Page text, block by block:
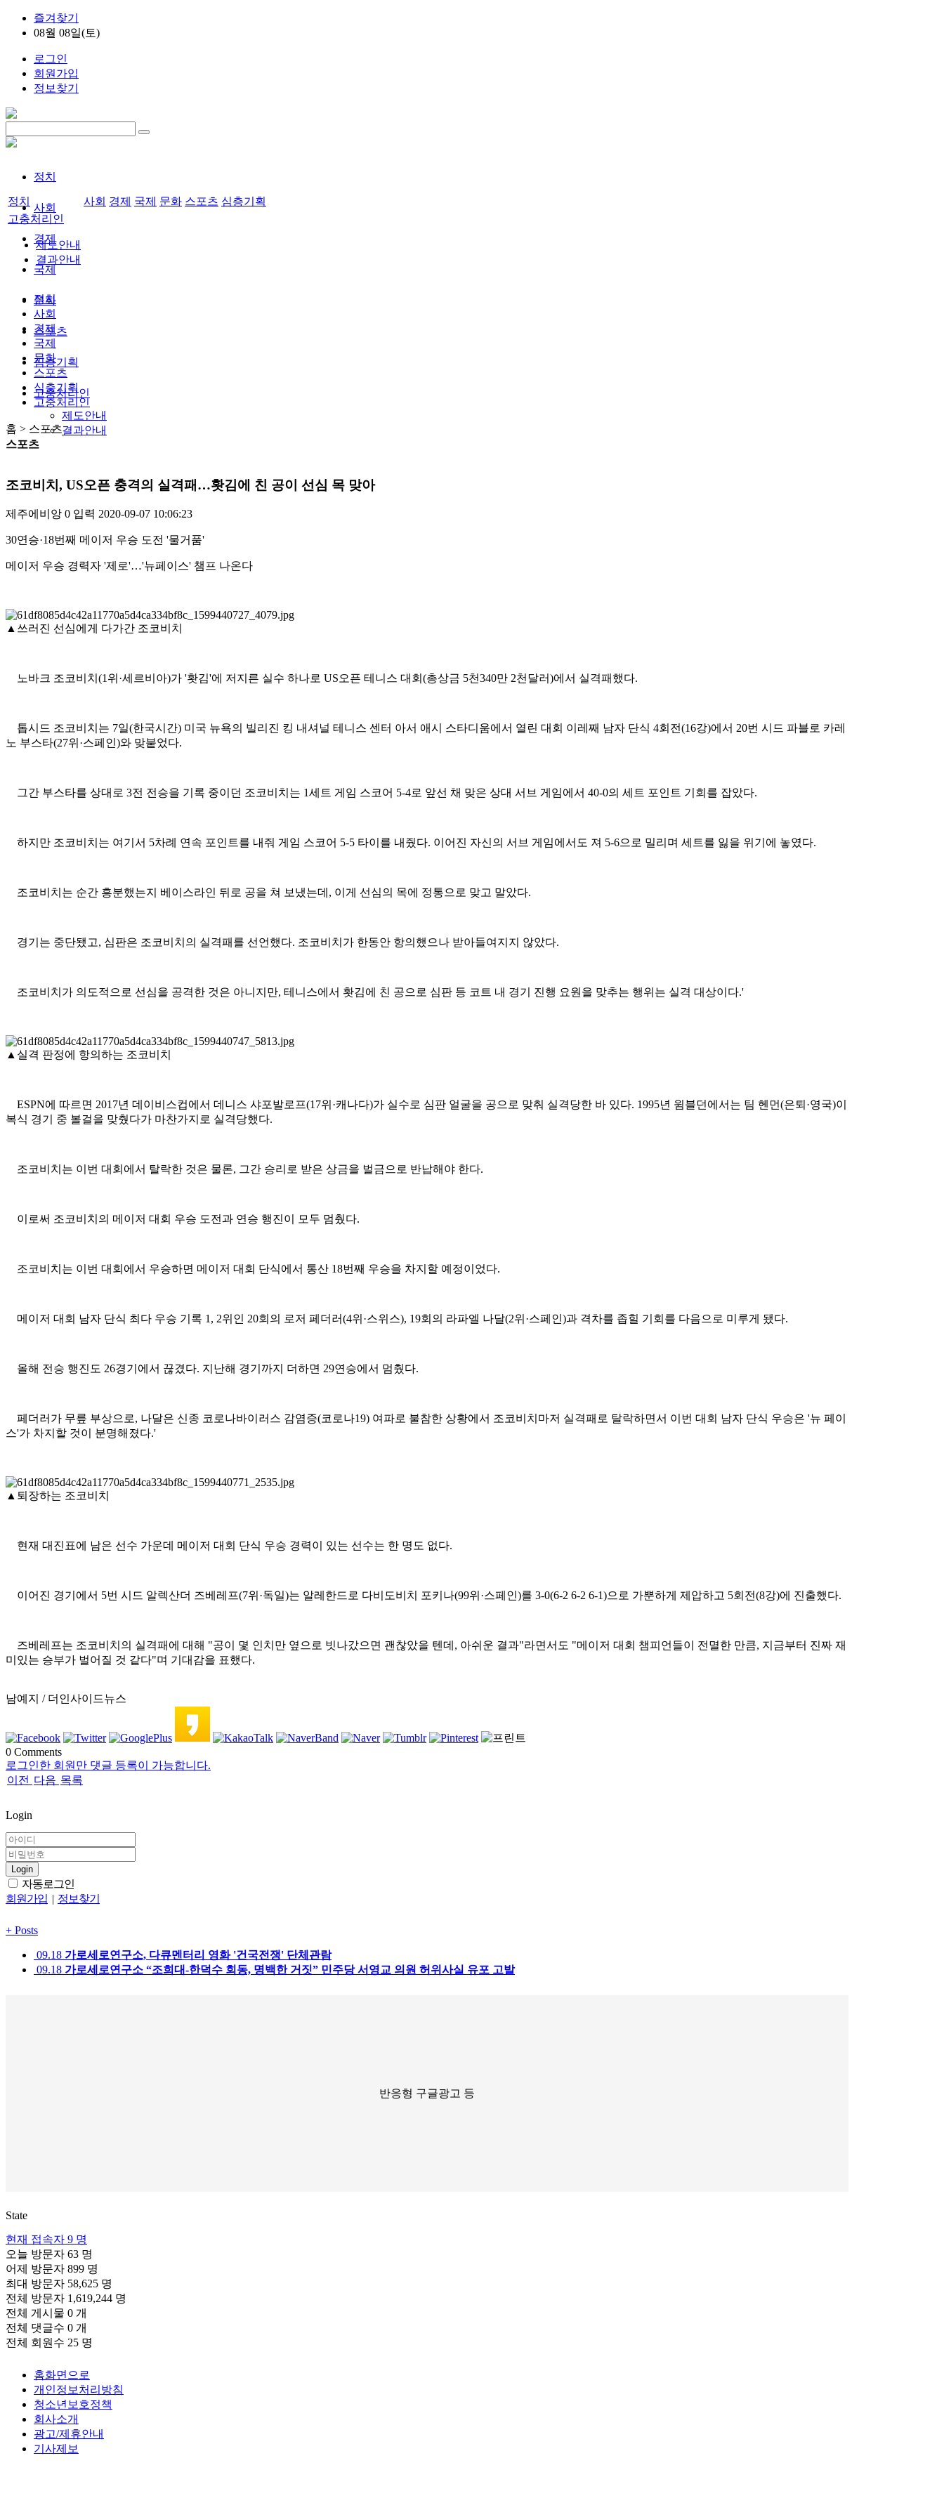
즐겨찾기
08월 08일(토)
로그인
회원가입
정보찾기
정치
사회
경제
국제
문화
스포츠
심층기획
고충처리인
제도안내
결과안내
정치 사회 경제 국제 문화 스포츠 심층기획
고충처리인
제도안내
결과안내
정치
사회
경제
국제
문화
스포츠
심층기획
고충처리인
홈 > 스포츠
스포츠
조코비치, US오픈 충격의 실격패…홧김에 친 공이 선심 목 맞아
제주에비앙 0 입력 2020-09-07 10:06:23
30연승·18번째 메이저 우승 도전 '물거품'
메이저 우승 경력자 '제로'…'뉴페이스' 챔프 나온다
▲쓰러진 선심에게 다가간 조코비치
노바크 조코비치(1위·세르비아)가 '홧김'에 저지른 실수 하나로 US오픈 테니스 대회(총상금 5천340만 2천달러)에서 실격패했다.
톱시드 조코비치는 7일(한국시간) 미국 뉴욕의 빌리진 킹 내셔널 테니스 센터 아서 애시 스타디움에서 열린 대회 이레째 남자 단식 4회전(16강)에서 20번 시드 파블로 카레
노 부스타(27위·스페인)와 맞붙었다.
그간 부스타를 상대로 3전 전승을 기록 중이던 조코비치는 1세트 게임 스코어 5-4로 앞선 채 맞은 상대 서브 게임에서 40-0의 세트 포인트 기회를 잡았다.
하지만 조코비치는 여기서 5차례 연속 포인트를 내줘 게임 스코어 5-5 타이를 내줬다. 이어진 자신의 서브 게임에서도 져 5-6으로 밀리며 세트를 잃을 위기에 놓였다.
조코비치는 순간 흥분했는지 베이스라인 뒤로 공을 쳐 보냈는데, 이게 선심의 목에 정통으로 맞고 말았다.
경기는 중단됐고, 심판은 조코비치의 실격패를 선언했다. 조코비치가 한동안 항의했으나 받아들여지지 않았다.
조코비치가 의도적으로 선심을 공격한 것은 아니지만, 테니스에서 홧김에 친 공으로 심판 등 코트 내 경기 진행 요원을 맞추는 행위는 실격 대상이다.'
▲실격 판정에 항의하는 조코비치
ESPN에 따르면 2017년 데이비스컵에서 데니스 샤포발로프(17위·캐나다)가 실수로 심판 얼굴을 공으로 맞춰 실격당한 바 있다. 1995년 윔블던에서는 팀 헨먼(은퇴·영국)이
복식 경기 중 볼걸을 맞췄다가 마찬가지로 실격당했다.
조코비치는 이번 대회에서 탈락한 것은 물론, 그간 승리로 받은 상금을 벌금으로 반납해야 한다.
이로써 조코비치의 메이저 대회 우승 도전과 연승 행진이 모두 멈췄다.
조코비치는 이번 대회에서 우승하면 메이저 대회 단식에서 통산 18번째 우승을 차지할 예정이었다.
메이저 대회 남자 단식 최다 우승 기록 1, 2위인 20회의 로저 페더러(4위·스위스), 19회의 라파엘 나달(2위·스페인)과 격차를 좁힐 기회를 다음으로 미루게 됐다.
올해 전승 행진도 26경기에서 끊겼다. 지난해 경기까지 더하면 29연승에서 멈췄다.
페더러가 무릎 부상으로, 나달은 신종 코로나바이러스 감염증(코로나19) 여파로 불참한 상황에서 조코비치마저 실격패로 탈락하면서 이번 대회 남자 단식 우승은 '뉴 페이
스'가 차지할 것이 분명해졌다.'
▲퇴장하는 조코비치
현재 대진표에 남은 선수 가운데 메이저 대회 단식 우승 경력이 있는 선수는 한 명도 없다.
이어진 경기에서 5번 시드 알렉산더 즈베레프(7위·독일)는 알레한드로 다비도비치 포키나(99위·스페인)를 3-0(6-2 6-2 6-1)으로 가뿐하게 제압하고 5회전(8강)에 진출했다.
즈베레프는 조코비치의 실격패에 대해 "공이 몇 인치만 옆으로 빗나갔으면 괜찮았을 텐데, 아쉬운 결과"라면서도 "메이저 대회 챔피언들이 전멸한 만큼, 지금부터 진짜 재
미있는 승부가 벌어질 것 같다"며 기대감을 표했다.
남예지 / 더인사이드뉴스
0 Comments
로그인한 회원만 댓글 등록이 가능합니다.
이전 다음 목록
Login
Login
자동로그인
회원가입 | 정보찾기
+ Posts
09.18 가로세로연구소, 다큐멘터리 영화 '건국전쟁' 단체관람
09.18 가로세로연구소 “조희대-한덕수 회동, 명백한 거짓” 민주당 서영교 의원 허위사실 유포 고발
반응형 구글광고 등
State
현재 접속자 9 명
오늘 방문자 63 명
어제 방문자 899 명
최대 방문자 58,625 명
전체 방문자 1,619,244 명
전체 게시물 0 개
전체 댓글수 0 개
전체 회원수 25 명
홈화면으로
개인정보처리방침
청소년보호정책
회사소개
광고/제휴안내
기사제보